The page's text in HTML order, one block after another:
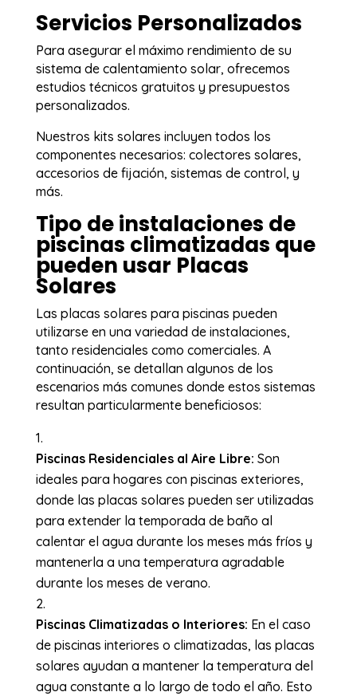
Servicios Personalizados
Para asegurar el máximo rendimiento de su
sistema de calentamiento solar, ofrecemos
estudios técnicos gratuitos y presupuestos
personalizados.
Nuestros kits solares incluyen todos los
componentes necesarios: colectores solares,
accesorios de fijación, sistemas de control, y
más.
Tipo de instalaciones de
piscinas climatizadas que
pueden usar Placas
Solares
Las placas solares para piscinas pueden
utilizarse en una variedad de instalaciones,
tanto residenciales como comerciales. A
continuación, se detallan algunos de los
escenarios más comunes donde estos sistemas
resultan particularmente beneficiosos:
Piscinas Residenciales al Aire Libre: Son
ideales para hogares con piscinas exteriores,
donde las placas solares pueden ser utilizadas
para extender la temporada de baño al
calentar el agua durante los meses más fríos y
mantenerla a una temperatura agradable
durante los meses de verano.
Piscinas Climatizadas o Interiores: En el caso
de piscinas interiores o climatizadas, las placas
solares ayudan a mantener la temperatura del
agua constante a lo largo de todo el año. Esto